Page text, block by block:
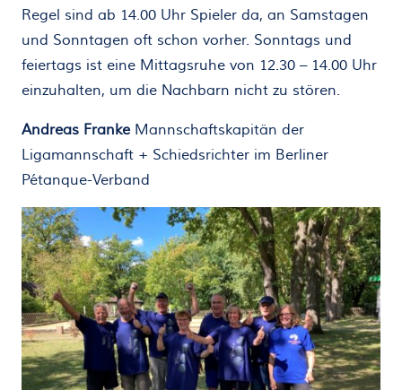
Regel sind ab 14.00 Uhr Spieler da, an Samstagen
und Sonntagen oft schon vorher. Sonntags und
feiertags ist eine Mittagsruhe von 12.30 – 14.00 Uhr
einzuhalten, um die Nachbarn nicht zu stören.
Andreas Franke Mannschaftskapitän der
Ligamannschaft + Schiedsrichter im Berliner
Pétanque-Verband